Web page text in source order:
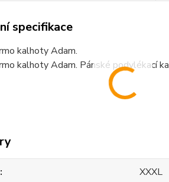
specifikace
kalhoty Adam.
kalhoty Adam. Pánské podvlékací
XXXL